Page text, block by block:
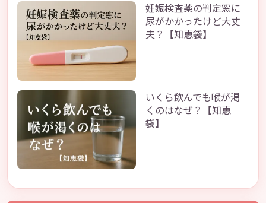
妊娠検査薬の判定窓に
尿がかかったけど大丈
夫？【知恵袋】
いくら飲んでも喉が渇
くのはなぜ？【知恵
袋】